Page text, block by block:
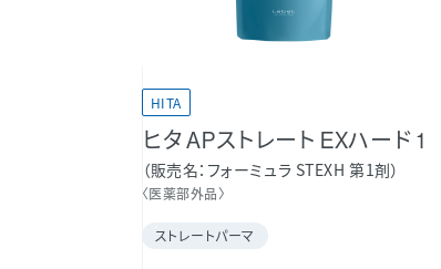
HITA
ヒタ APストレート EXハード 1
販売名 フォーミュラ STEXH 第1剤
〈医薬部外品〉
ストレートパーマ